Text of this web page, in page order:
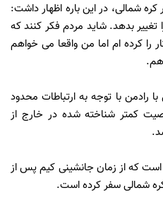
شمالی، در این باره اظهار داشت:
بدهد. شاید مردم فکر کنند که
کرده ام اما من واقعا می خواهم
رادمن با توجه به ارتباطات محدود
کمتر شناخته شده در خارج از
که از زمان جانشینی کیم پس از